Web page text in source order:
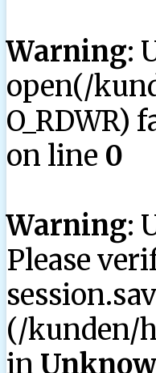
Warning:
open(/
O_RDWR)
on line 0
Warning:
Please
(/kunden/
in